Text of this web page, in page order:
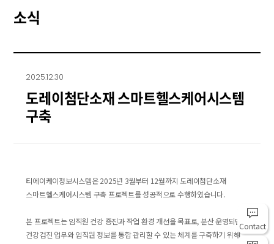
Contact
소식
2025.12.30
도레이첨단소재 스마트헬스케어시스템
구축
티에이케이정보시스템은 2025년 3월부터 12월까지 도레이첨단소재
스마트헬스케어시스템 구축 프로젝트를 성공적으로 수행하였습니다.
본 프로젝트는 임직원 건강 증진과 작업 환경 개선을 목표로, 분산 운영되던
건강검진 업무와 임직원 정보를 통합 관리할 수 있는 체계를 구축하기 위해